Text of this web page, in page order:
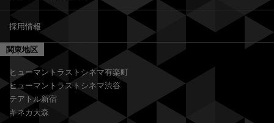
採用情報
関東地区
ヒューマントラストシネマ有楽町
ヒューマントラストシネマ渋谷
テアトル新宿
キネカ大森